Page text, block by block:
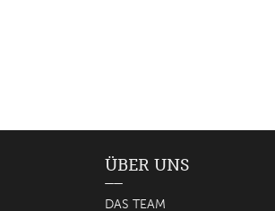
ÜBER UNS
DAS TEAM